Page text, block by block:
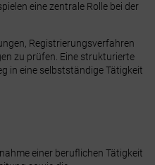
eine zentrale Rolle bei der
Registrierungsverfahren
zu prüfen. Eine strukturierte
in eine selbstständige Tätigkeit
einer beruflichen Tätigkeit